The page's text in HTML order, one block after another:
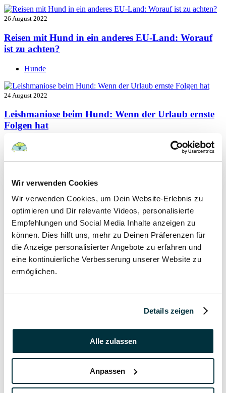
Wir verwenden Cookies
Wir verwenden Cookies, um Dein Website-Erlebnis zu
optimieren und Dir relevante Videos, personalisierte
Empfehlungen und Social Media Inhalte anzeigen zu
können. Dies hilft uns, mehr zu Deinen Präferenzen für
die Anzeige personalisierter Angebote zu erfahren und
eine kontinuierliche Verbesserung unserer Website zu
ermöglichen.
Details zeigen
Alle zulassen
Anpassen
26 August 2022
Reisen mit Hund in ein anderes EU-Land: Worauf
ist zu achten?
Hunde
24 August 2022
Leishmaniose beim Hund: Wenn der Urlaub ernste
Folgen hat
Hunde
22 August 2022
Hundefutter und Wasser im Urlaub: Worauf sollte
besonders geachtet werden?
Hunde
17 August 2022
Was dürfen Katzen nicht essen?
Katzen
Vitamin B für den Hund: Für was ist es wichtig?
Hunde
13 August 2022